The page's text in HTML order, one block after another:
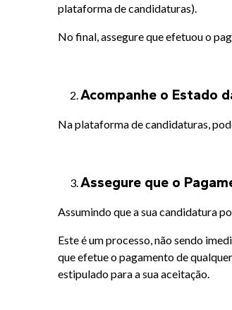
plataforma de candidaturas).
No final, assegure que efetuou o
Acompanhe o Estado
Na plataforma de candidaturas,
Assegure que o
Assumindo que a sua candidatura
Este é um processo, não sendo
que efetue o pagamento de
estipulado para a sua aceitação.